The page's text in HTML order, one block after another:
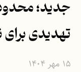
جدید؛
تهدیدی
۱۵ مهر ۱۴۰۴